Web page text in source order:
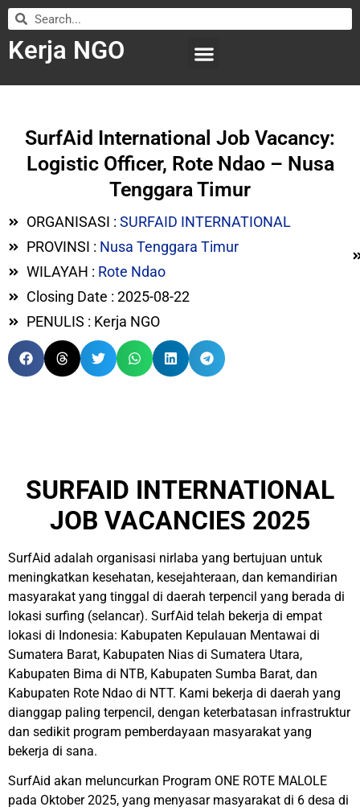
Kerja NGO
SurfAid International Job Vacancy:
Logistic Officer, Rote Ndao – Nusa
Tenggara Timur
ORGANISASI : SURFAID INTERNATIONAL
PROVINSI : Nusa Tenggara Timur
WILAYAH : Rote Ndao
Closing Date : 2025-08-22
PENULIS : Kerja NGO
SURFAID INTERNATIONAL
JOB VACANCIES 2025
SurfAid adalah organisasi nirlaba yang bertujuan untuk
meningkatkan kesehatan, kesejahteraan, dan kemandirian
masyarakat yang tinggal di daerah terpencil yang berada di
lokasi surfing (selancar). SurfAid telah bekerja di empat
lokasi di Indonesia: Kabupaten Kepulauan Mentawai di
Sumatera Barat, Kabupaten Nias di Sumatera Utara,
Kabupaten Bima di NTB, Kabupaten Sumba Barat, dan
Kabupaten Rote Ndao di NTT. Kami bekerja di daerah yang
dianggap paling terpencil, dengan keterbatasan infrastruktur
dan sedikit program pemberdayaan masyarakat yang
bekerja di sana.
SurfAid akan meluncurkan Program ONE ROTE MALOLE
pada Oktober 2025, yang menyasar masyarakat di 6 desa di